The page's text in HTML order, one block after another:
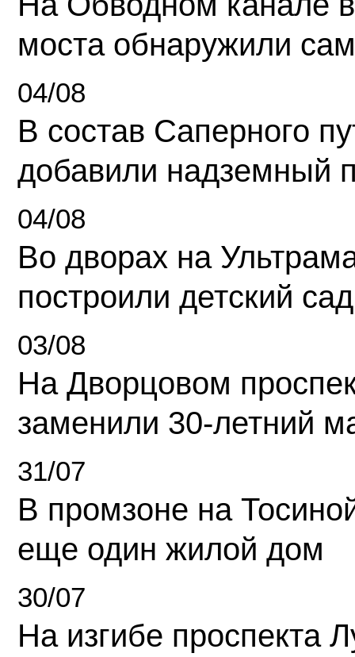
моста обнаружили
04/08
В состав Саперного
добавили надземный
04/08
Во дворах на
построили детский сад
03/08
На Дворцовом
заменили 30-летний
31/07
В промзоне на
еще один жилой дом
30/07
На изгибе проспекта